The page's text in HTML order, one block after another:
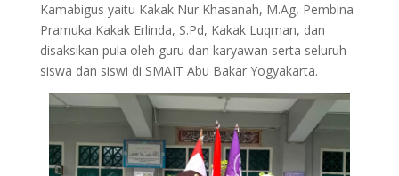
Kamabigus yaitu Kakak Nur Khasanah, M.Ag, Pembina
Pramuka Kakak Erlinda, S.Pd, Kakak Luqman, dan
disaksikan pula oleh guru dan karyawan serta seluruh
siswa dan siswi di SMAIT Abu Bakar Yogyakarta.